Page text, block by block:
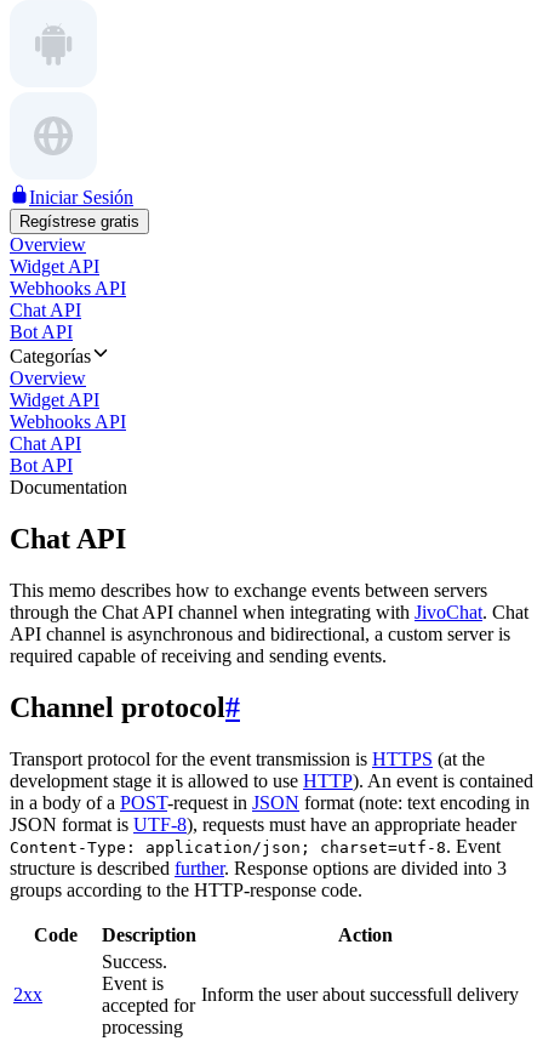
Iniciar Sesión
Regístrese gratis
Overview
Widget API
Webhooks API
Chat API
Bot API
Categorías
Overview
Widget API
Webhooks API
Chat API
Bot API
Documentation
Chat API
This memo describes how to exchange events between servers
through the Chat API channel when integrating with JivoChat. Chat
API channel is asynchronous and bidirectional, a custom server is
required capable of receiving and sending events.
Channel protocol#
Transport protocol for the event transmission is HTTPS (at the
development stage it is allowed to use HTTP). An event is contained
in a body of a POST-request in JSON format (note: text encoding in
JSON format is UTF-8), requests must have an appropriate header
Content-Type: application/json; charset=utf-8. Event
structure is described further. Response options are divided into 3
groups according to the HTTP-response code.
Code Description Action
2xx
Success.
Event is
accepted for
processing
Inform the user about successfull delivery